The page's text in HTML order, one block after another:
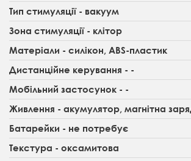
Тип стимуляції - вакуум
Зона стимуляції - клітор
Матеріали - силікон, ABS-пластик
Дистанційне керування - -
Мобільний застосунок - -
Живлення - акумулятор, магнітна
Батарейки - не потребує
Текстура - оксамитова